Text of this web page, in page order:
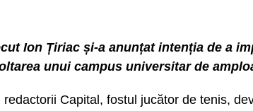
Ion Țiriac și-a anunțat intenția de a
unui campus universitar de
Capital, fostul jucător de tenis,